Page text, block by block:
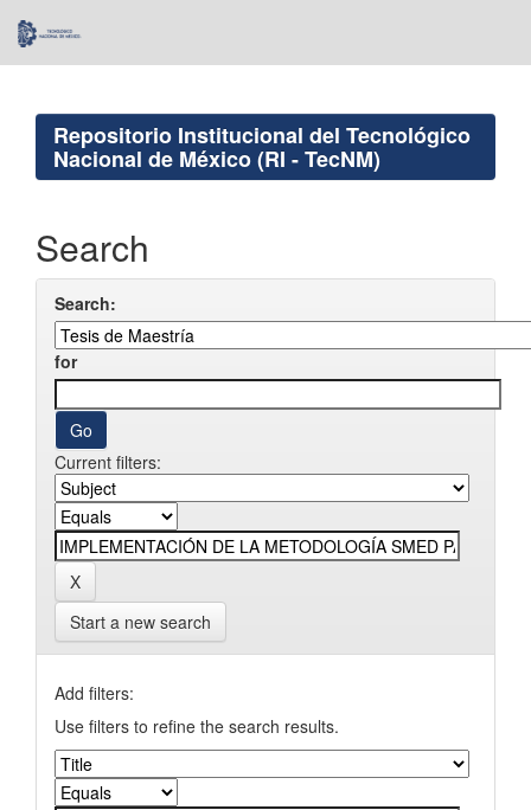
navigation
Repositorio Institucional del Tecnológico
Nacional de México (RI - TecNM)
Search
Search:
for
Current filters:
Start a new search
Add filters:
Use filters to refine the search results.